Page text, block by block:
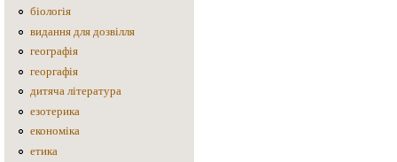
біологія
видання для дозвілля
географія
георгафія
дитяча література
езотерика
економіка
етика